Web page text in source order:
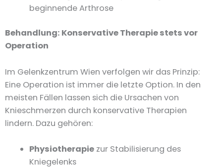
beginnende Arthrose
Behandlung: Konservative Therapie stets vor
Operation
Im Gelenkzentrum Wien verfolgen wir das Prinzip:
Eine Operation ist immer die letzte Option. In den
meisten Fällen lassen sich die Ursachen von
Knieschmerzen durch konservative Therapien
lindern. Dazu gehören:
Physiotherapie zur Stabilisierung des
Kniegelenks